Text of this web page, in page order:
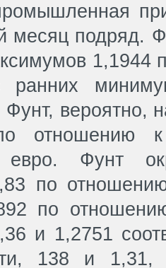
месяц подряд.
1,1944
ранних
Фунт, вероятно,
отношению
Фунт
по
по
и 1,2751
138 и 1,31,